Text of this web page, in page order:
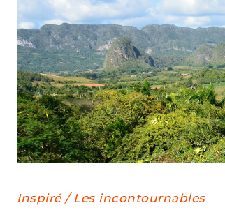
Inspiré/Les incontournables